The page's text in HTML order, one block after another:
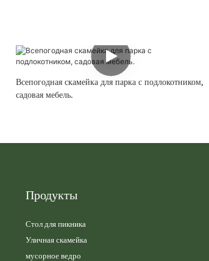
Всепогодная скамейка для парка с подлокотником,
садовая мебель.
Продукты
Стол для пикника
Уличная скамейка
мусорное ведро